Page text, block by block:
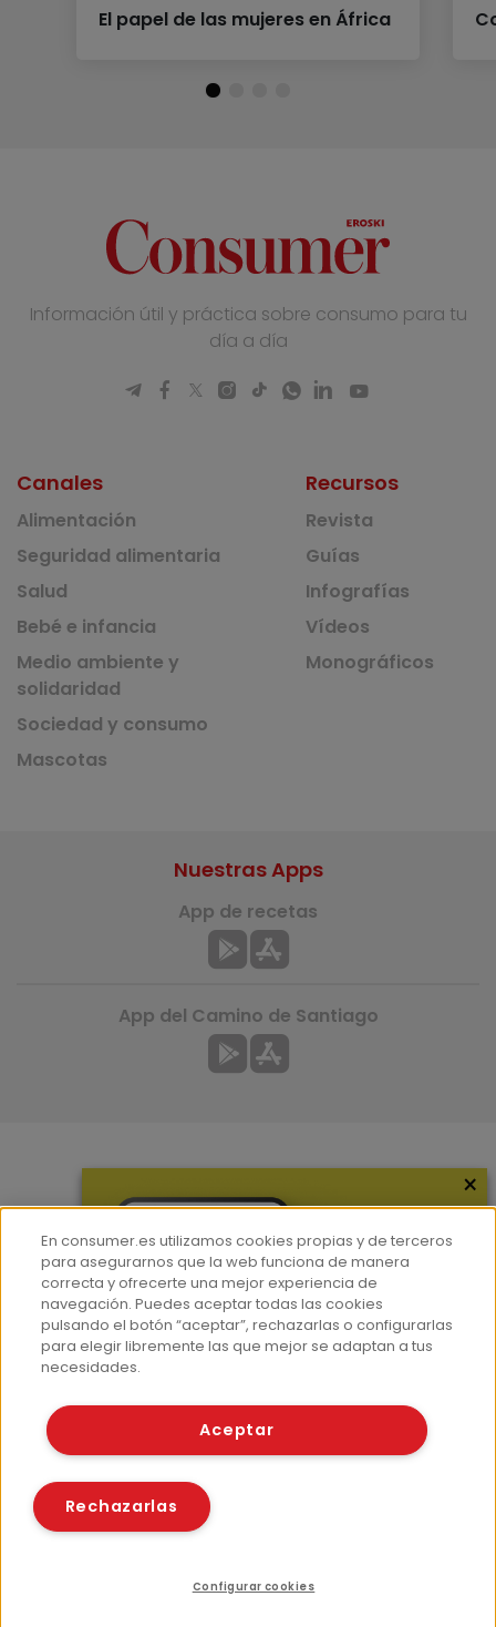
El papel de las mujeres en África
Información útil y práctica sobre consumo para tu
día a día
Canales
Alimentación
Seguridad alimentaria
Salud
Bebé e infancia
Medio ambiente y
solidaridad
Sociedad y consumo
Mascotas
Recursos
Revista
Guías
Infografías
Vídeos
Monográficos
Hemeroteca
Contacto
Prensa
Corpus Lingüístico Consumer
Nuestras Apps
App de recetas
App del Camino de Santiago
© Fundación EROSKI
Políticas de cookies
×
En consumer.es utilizamos cookies propias y de terceros
para asegurarnos que la web funciona de manera
correcta y ofrecerte una mejor experiencia de
navegación. Puedes aceptar todas las cookies
pulsando el botón “aceptar”, rechazarlas o configurarlas
para elegir libremente las que mejor se adaptan a tus
necesidades.
Aceptar
Rechazarlas
Configurar cookies